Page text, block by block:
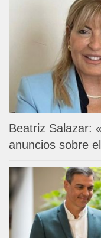
Beatriz Salazar:
anuncios sobre